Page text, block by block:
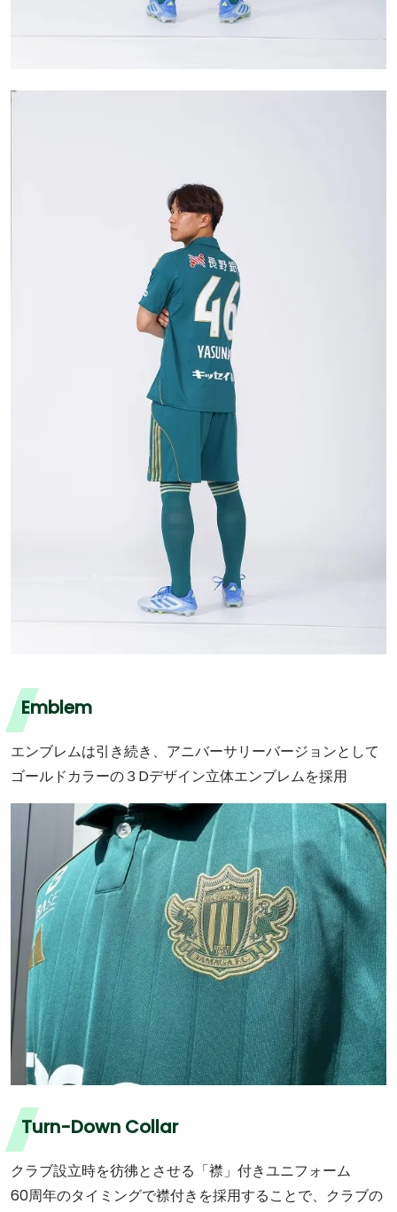
Emblem
エンブレムは引き続き、アニバーサリーバージョンとして
ゴールドカラーの３Dデザイン立体エンブレムを採用
Turn-Down Collar
クラブ設立時を彷彿とさせる「襟」付きユニフォーム
60周年のタイミングで襟付きを採用することで、クラブの